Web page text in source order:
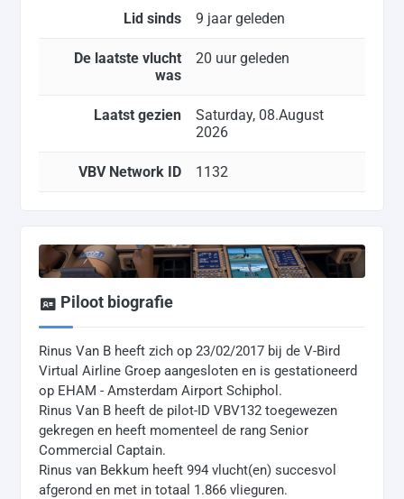
Lid sinds 9 jaar geleden
De laatste vlucht
was
20 uur geleden
Laatst gezien
Saturday, 08.August
2026
VBV Network ID 1132
Piloot biografie
Rinus Van B heeft zich op 23/02/2017 bij de V-Bird
Virtual Airline Groep aangesloten en is gestationeerd
op EHAM - Amsterdam Airport Schiphol.
Rinus Van B heeft de pilot-ID VBV132 toegewezen
gekregen en heeft momenteel de rang Senior
Commercial Captain.
Rinus van Bekkum heeft 994 vlucht(en) succesvol
afgerond en met in totaal 1.866 vlieguren.